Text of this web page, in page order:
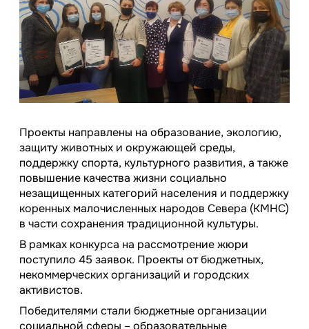
Проекты направлены на образование, экологию,
защиту животных и окружающей среды,
поддержку спорта, культурного развития, а также
повышение качества жизни социально
незащищенных категорий населения и поддержку
коренных малочисленных народов Севера (КМНС)
в части сохранения традиционной культуры.
В рамках конкурса на рассмотрение жюри
поступило 45 заявок. Проекты от бюджетных,
некоммерческих организаций и городских
активистов.
Победителями стали бюджетные организации
социальной сферы – образовательные